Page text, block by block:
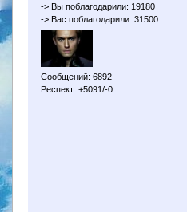
-> Вы поблагодарили: 19180
-> Вас поблагодарили: 31500
Сообщений: 6892
Респект: +5091/-0